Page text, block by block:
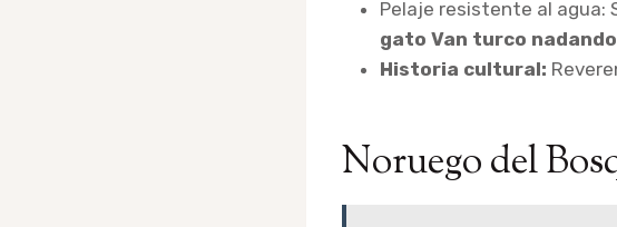
Pelaje resistente al agua:
gato Van turco nadando
Historia cultural:
Noruego del